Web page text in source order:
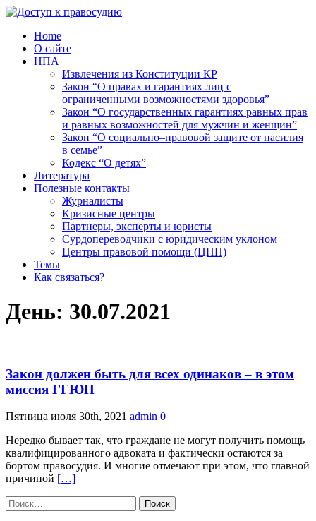
Home
О сайте
НПА
Извлечения из Конституции КР
Закон “О правах и гарантиях лиц с
ограниченными возможностями здоровья”
Закон “О государственных гарантиях равных прав
и равных возможностей для мужчин и женщин”
Закон “О социально–правовой защите от насилия
в семье”
Кодекс “О детях”
Литература
Полезные контакты
Журналисты
Кризисные центры
Партнеры, эксперты и юристы
Сурдопереводчики с юридическим уклоном
Центры правовой помощи (ЦПП)
Темы
Как связаться?
День: 30.07.2021
Закон должен быть для всех одинаков – в этом
миссия ГГЮП
Пятница июля 30th, 2021 admin 0
Нередко бывает так, что граждане не могут получить помощь
квалифицированного адвоката и фактически остаются за
бортом правосудия. И многие отмечают при этом, что главной
причиной […]
Найти: